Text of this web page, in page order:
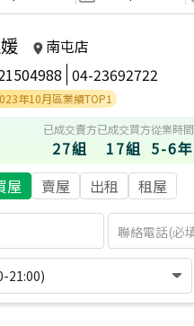
南屯店
04-23692722
月區業績TOP1
已成交賣方
27組
已成交買方
17組
從業時間
5-6年
屋 賣屋 出租 租屋
21:00)